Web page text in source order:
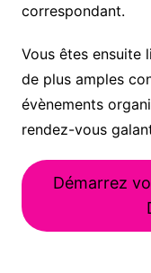
correspondant.
Vous êtes ensuite
de plus amples
évènements
rendez-vous
Démarrez